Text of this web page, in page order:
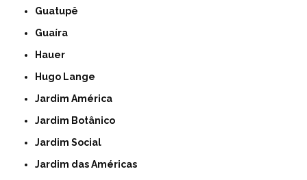
Guatupê
Guaíra
Hauer
Hugo Lange
Jardim América
Jardim Botânico
Jardim Social
Jardim das Américas